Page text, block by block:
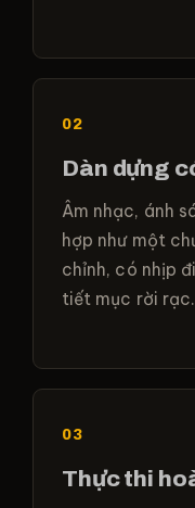
02
Dàn dựng
Âm nhạc, ánh
hợp như một
chỉnh, có nhịp
tiết mục rời rạc.
03
Thực thi